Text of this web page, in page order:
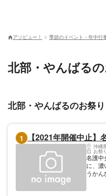
アソビュー！ 季節のイベント・年中行
北部・やんばる
北部・やんばるのお祭
1 【2021年開催中止】
沖縄
お祭
名護中
に、濃
うか